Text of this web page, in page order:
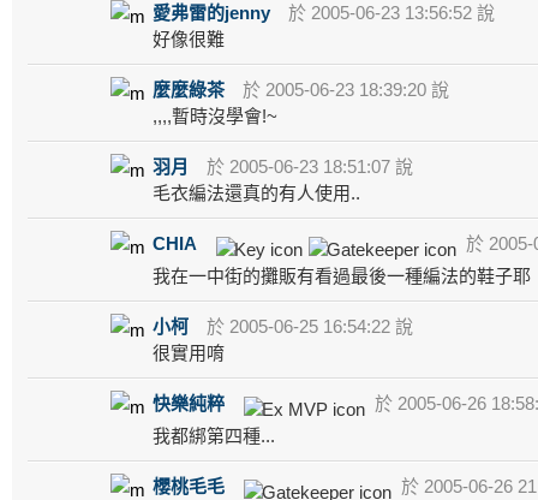
愛弗雷的jenny
於 2005-06-23 13:56:52 說
好像很難
麼麼綠茶
於 2005-06-23 18:39:20 說
,,,,暫時沒學會!~
羽月
於 2005-06-23 18:51:07 說
毛衣編法還真的有人使用..
CHIA
於 2005-
我在一中街的攤販有看過最後一種編法的鞋子耶
小柯
於 2005-06-25 16:54:22 說
很實用唷
快樂純粹
於 2005-06-26
我都綁第四種...
櫻桃毛毛
於 2005-06-26